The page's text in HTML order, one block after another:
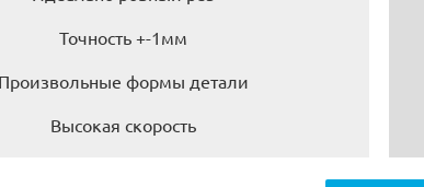
Точность +-1мм
формы детали
Высокая скорость